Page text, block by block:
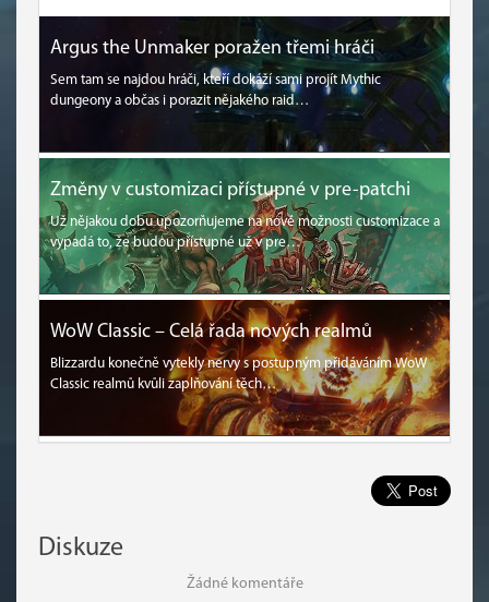
Argus the Unmaker poražen třemi hráči
Sem tam se najdou hráči, kteří dokáží sami projít Mythic
dungeony a občas i porazit nějakého raid…
Změny v customizaci přístupné v pre-patchi
Už nějakou dobu upozorňujeme na nové možnosti customizace a
vypadá to, že budou přístupné už v pre…
WoW Classic – Celá řada nových realmů
Blizzardu konečně vytekly nervy s postupným přidáváním WoW
Classic realmů kvůli zaplňování těch…
Diskuze
Žádné komentáře